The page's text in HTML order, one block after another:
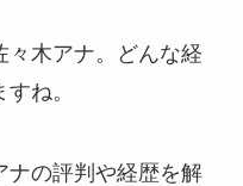
々木アナ。どんな経
ね。
ナの評判や経歴を解